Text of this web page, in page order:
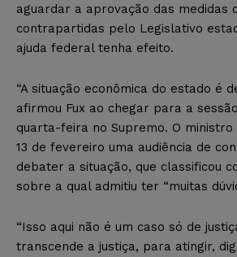
aguardar a aprovação das medidas
contrapartidas pelo Legislativo
ajuda federal tenha efeito.
“A situação econômica do estado é
afirmou Fux ao chegar para a
quarta-feira no Supremo. O
13 de fevereiro uma audiência de
debater a situação, que classificou
sobre a qual admitiu ter “muitas
“Isso aqui não é um caso só de
transcende a justiça, para atingir,